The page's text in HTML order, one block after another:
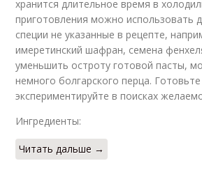
Рецепт на зиму
Готовки на зиму
хранится длительное время в
приготовления можно использовать
специи не указанные в рецепте,
имеретинский шафран, семена
уменьшить остроту готовой пасты,
немного болгарского перца.
экспериментируйте в поисках
Ингредиенты:
Читать дальше →